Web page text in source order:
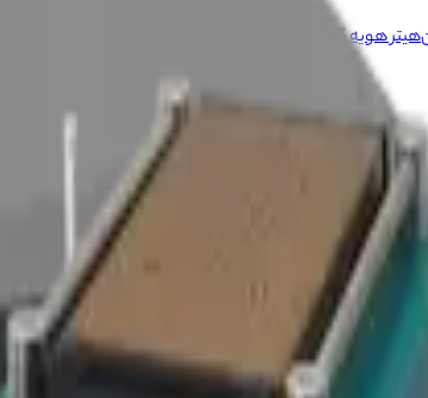
هیتر هویه QUICK 8686D PLUS